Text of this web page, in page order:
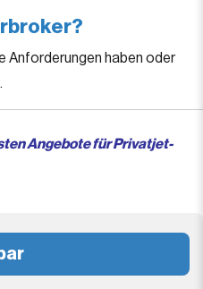
Anforderungen haben oder
Angebote für Privatjet-